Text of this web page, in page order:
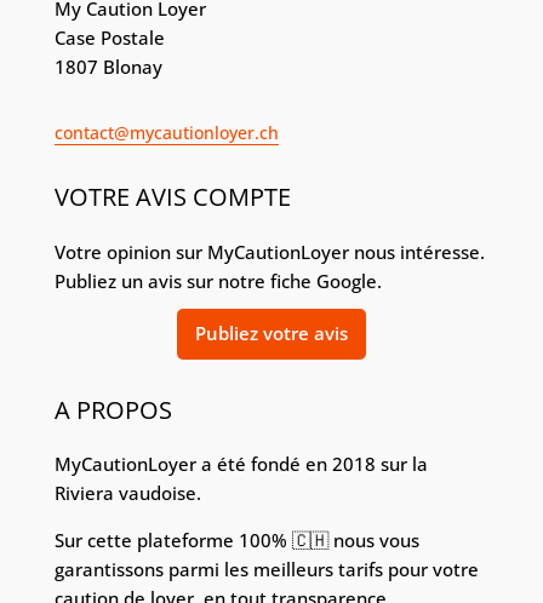
My Caution Loyer
Case Postale
1807 Blonay​
contact@mycautionloyer.ch
VOTRE AVIS COMPTE
Votre opinion sur MyCautionLoyer nous intéresse.
Publiez un avis sur notre fiche Google.
Publiez votre avis
A PROPOS
MyCautionLoyer a été fondé en 2018 sur la
Riviera vaudoise.
Sur cette plateforme 100% 🇨🇭 nous vous
garantissons parmi les meilleurs tarifs pour votre